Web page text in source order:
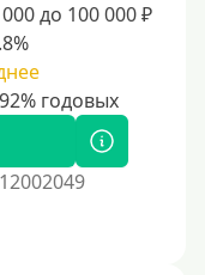
до 100 000 ₽